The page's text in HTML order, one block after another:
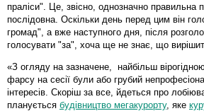
праліси". Це, звісно, однозначно правильна
послідовна. Оскільки день перед цим він
громад", а вже наступного дня, після
голосувати "за", хоча ще не знає, що
«З огляду на зазначене, найбільш
фарсу на сесії були або грубий
інтересів. Скоріш за все, йдеться про
планується будівництво мегакурорту, яке